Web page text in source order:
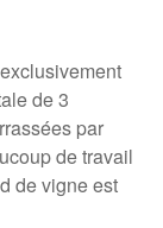
de 3
par
de travail
de vigne est